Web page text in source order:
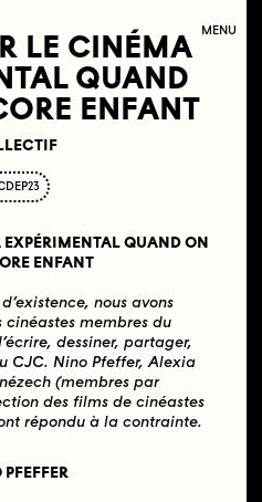
MENU
LE CINÉMA
QUAND
ENFANT
QUAND ON
ENFANT
nous avons
membres du
dessiner, partager,
CJC. Nino Pfeffer, Alexia
(membres par
des films de cinéastes
répondu à la contrainte.